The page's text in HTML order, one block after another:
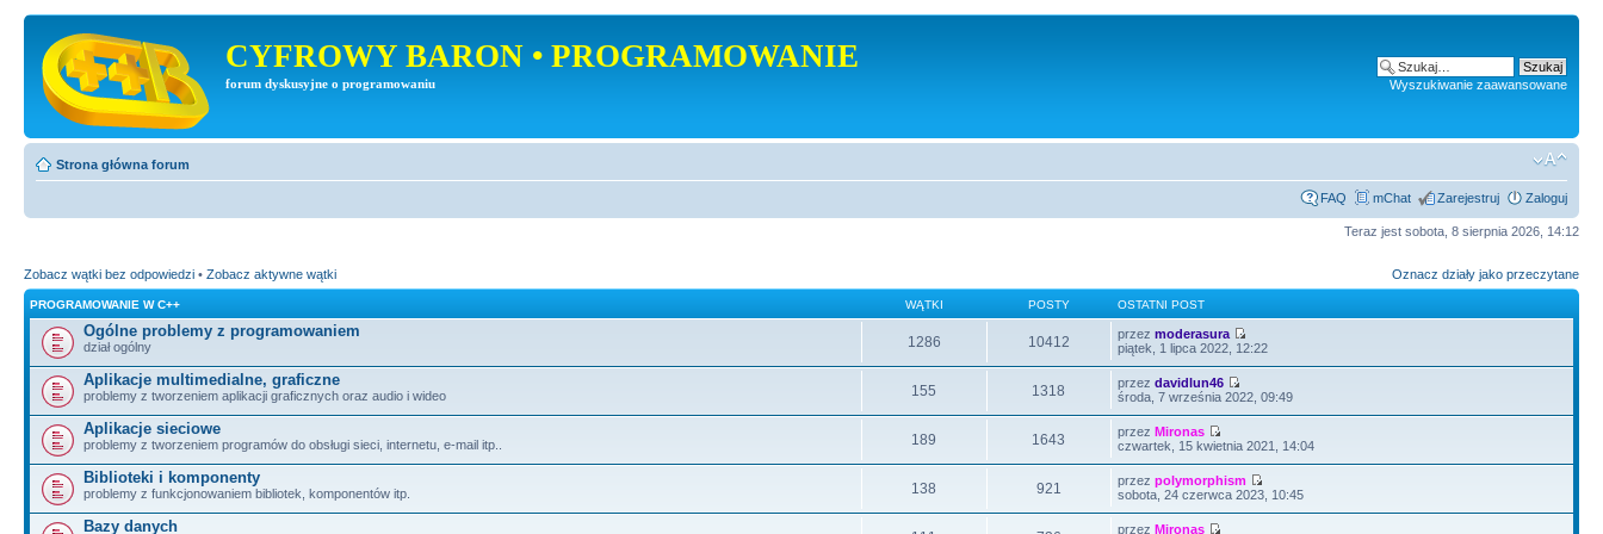
CYFROWY BARON • PROGRAMOWANIE
forum dyskusyjne o programowaniu Wyszukiwanie zaawansowane
Strona główna forum
FAQ mChat Zarejestruj Zaloguj
Teraz jest sobota, 8 sierpnia 2026, 14:12
Zobacz wątki bez odpowiedzi • Zobacz aktywne wątki Oznacz działy jako przeczytane
PROGRAMOWANIE W C++ WĄTKI POSTY OSTATNI POST
Ogólne problemy z programowaniem
dział ogólny 1286 10412 przezmoderasura
piątek, 1 lipca 2022, 12:22
Aplikacje multimedialne, graficzne
problemy z tworzeniem aplikacji graficznych oraz audio i wideo 155 1318 przezdavidlun46
środa, 7 września 2022, 09:49
Aplikacje sieciowe
problemy z tworzeniem programów do obsługi sieci, internetu, e-mail itp.. 189 1643 przezMironas
czwartek, 15 kwietnia 2021, 14:04
Biblioteki i komponenty
problemy z funkcjonowaniem bibliotek, komponentów itp. 138 921 przezpolymorphism
sobota, 24 czerwca 2023, 10:45
Bazy danych przezMironas